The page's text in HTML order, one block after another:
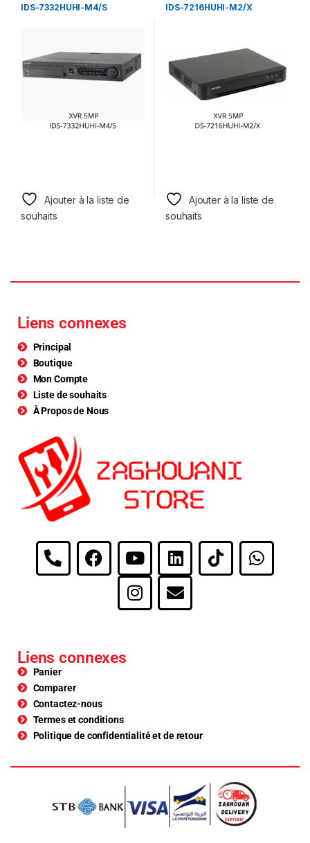
IDS-7332HUHI-M4/S
Ajouter à la liste de
souhaits
IDS-7216HUHI-M2/X
Ajouter à la liste de
souhaits
Liens connexes
Principal
Boutique
Mon Compte
Liste de souhaits
À Propos de Nous
Liens connexes
Panier
Comparer
Contactez-nous
Termes et conditions
Politique de confidentialité et de retour